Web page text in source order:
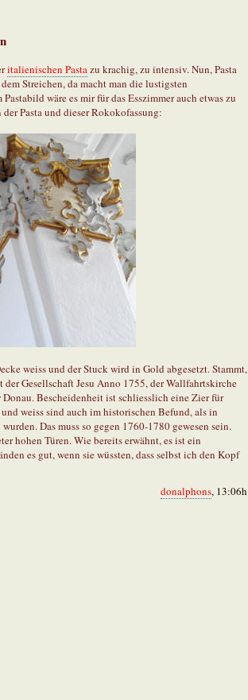
italienischen Pastazu krachig, zu intensiv. Nun, Pasta
Streichen, da macht man die lustigsten
wäre es mir für das Esszimmer auch etwas zu
Pasta und dieser Rokokofassung:
weiss und der Stuck wird in Gold abgesetzt. Stammt,
der Gesellschaft Jesu Anno 1755, der Wallfahrtskirche
Donau. Bescheidenheit ist schliesslich eine Zier für
weiss sind auch im historischen Befund, als in
Das muss so gegen 1760-1780 gewesen sein.
hohen Türen. Wie bereits erwähnt, es ist ein
es gut, wenn sie wüssten, dass selbst ich den Kopf
donalphons, 13:06h